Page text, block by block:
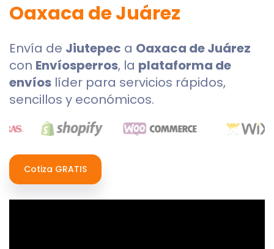
Oaxaca de Juárez
Envía de Jiutepec a Oaxaca de Juárez
con Envíosperros, la plataforma de
envíos líder para servicios rápidos,
sencillos y económicos.
Cotiza GRATIS